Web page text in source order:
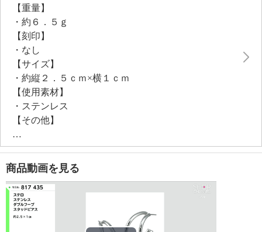
【重量】
・約６．５ｇ
【刻印】
・なし
【サイズ】
・約縦２．５ｃｍ×横１ｃｍ
【使用素材】
・ステンレス
【その他】
・個体差あり
商品動画を見る